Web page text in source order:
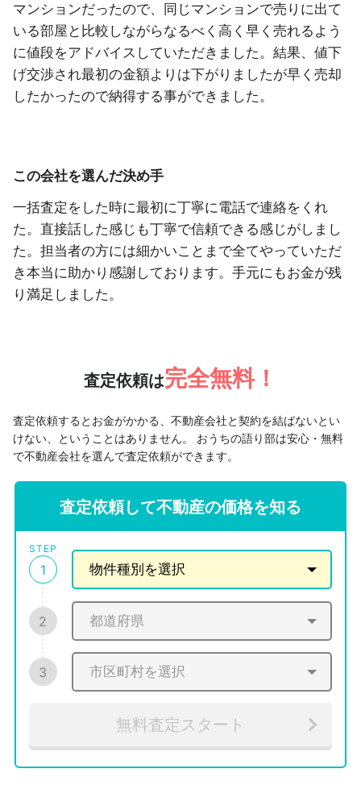
マンションだったので、同じマンションで売りに出て
いる部屋と比較しながらなるべく高く早く売れるよう
に値段をアドバイスしていただきました。結果、値下
げ交渉され最初の金額よりは下がりましたが早く売却
したかったので納得する事ができました。
この会社を選んだ決め手
一括査定をした時に最初に丁寧に電話で連絡をくれ
た。直接話した感じも丁寧で信頼できる感じがしまし
た。担当者の方には細かいことまで全てやっていただ
き本当に助かり感謝しております。手元にもお金が残
り満足しました。
査定依頼は完全無料！
査定依頼するとお金がかかる、不動産会社と契約を結ばないとい
けない、ということはありません。 おうちの語り部は安心・無料
で不動産会社を選んで査定依頼ができます。
査定依頼して不動産の価格を知る
STEP
1
2
3
無料査定スタート